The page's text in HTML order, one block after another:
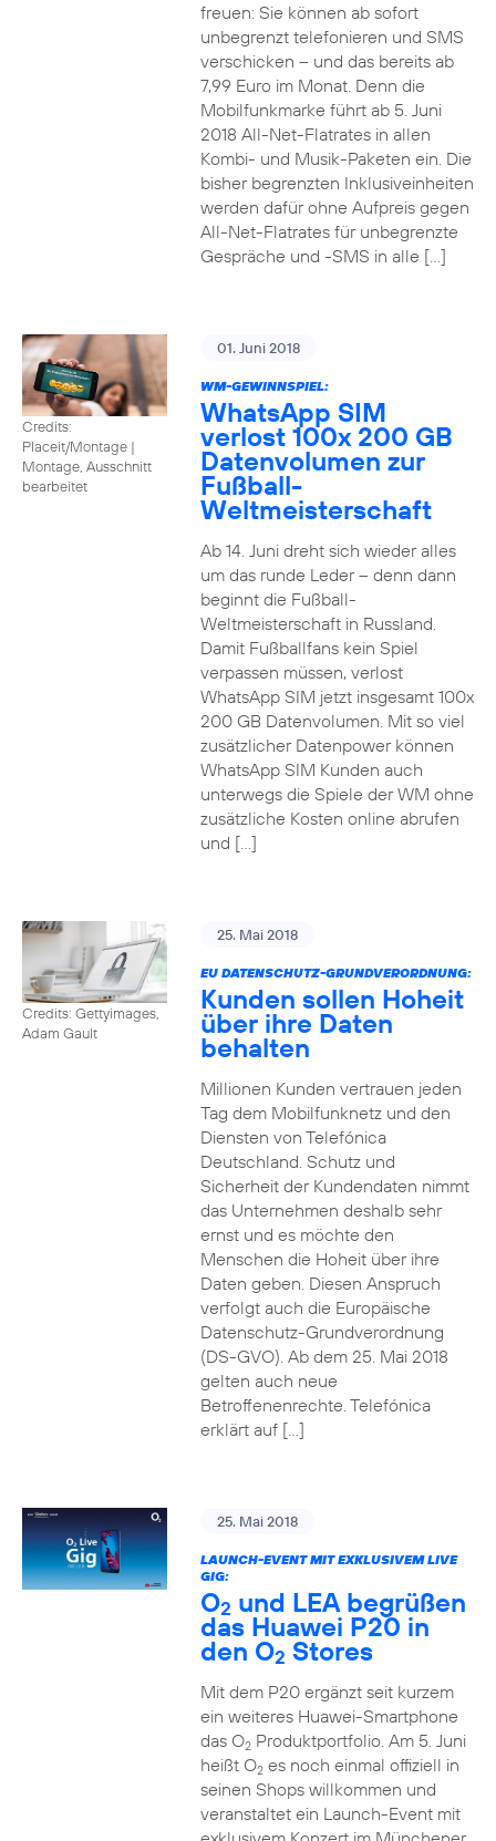
freuen: Sie können ab sofort
unbegrenzt telefonieren und SMS
verschicken – und das bereits ab
7,99 Euro im Monat. Denn die
Mobilfunkmarke führt ab 5. Juni
2018 All-Net-Flatrates in allen
Kombi- und Musik-Paketen ein. Die
bisher begrenzten Inklusiveinheiten
werden dafür ohne Aufpreis gegen
All-Net-Flatrates für unbegrenzte
Gespräche und -SMS in alle […]
Credits:
Placeit/Montage |
Montage, Ausschnitt
bearbeitet
01. Juni 2018
WM-GEWINNSPIEL:
WhatsApp SIM
verlost 100x 200 GB
Datenvolumen zur
Fußball-
Weltmeisterschaft
Ab 14. Juni dreht sich wieder alles
um das runde Leder – denn dann
beginnt die Fußball-
Weltmeisterschaft in Russland.
Damit Fußballfans kein Spiel
verpassen müssen, verlost
WhatsApp SIM jetzt insgesamt 100x
200 GB Datenvolumen. Mit so viel
zusätzlicher Datenpower können
WhatsApp SIM Kunden auch
unterwegs die Spiele der WM ohne
zusätzliche Kosten online abrufen
und […]
Credits: Gettyimages,
Adam Gault
25. Mai 2018
EU DATENSCHUTZ-GRUNDVERORDNUNG:
Kunden sollen Hoheit
über ihre Daten
behalten
Millionen Kunden vertrauen jeden
Tag dem Mobilfunknetz und den
Diensten von Telefónica
Deutschland. Schutz und
Sicherheit der Kundendaten nimmt
das Unternehmen deshalb sehr
ernst und es möchte den
Menschen die Hoheit über ihre
Daten geben. Diesen Anspruch
verfolgt auch die Europäische
Datenschutz-Grundverordnung
(DS-GVO). Ab dem 25. Mai 2018
gelten auch neue
Betroffenenrechte. Telefónica
erklärt auf […]
25. Mai 2018
LAUNCH-EVENT MIT EXKLUSIVEM LIVE
GIG:
O2 und LEA begrüßen
das Huawei P20 in
den O2 Stores
Mit dem P20 ergänzt seit kurzem
ein weiteres Huawei-Smartphone
das O2Produktportfolio. Am 5. Juni
heißt O2es noch einmal offiziell in
seinen Shops willkommen und
veranstaltet ein Launch-Event mit